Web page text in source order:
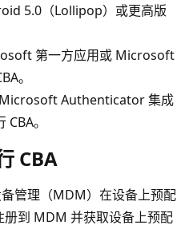
5.0（Lollipop）或更高版
第一方应用或 Microsoft
。
Microsoft Authenticator 集成
。
CBA
管理（MDM）在设备上预配
到 MDM 并获取设备上预配